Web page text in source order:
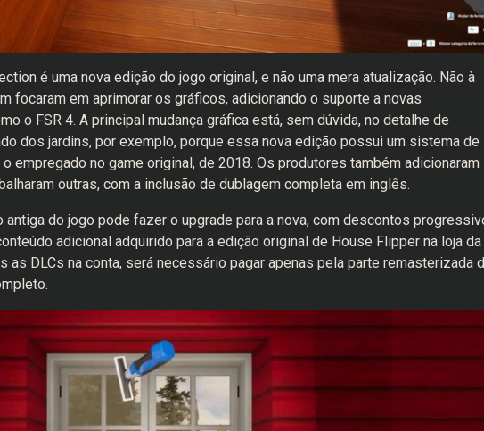
é uma nova edição do jogo original, e não uma mera atualização. Não à
focaram em aprimorar os gráficos, adicionando o suporte a novas
o FSR 4. A principal mudança gráfica está, sem dúvida, no detalhe de
dos jardins, por exemplo, porque essa nova edição possui um sistema de
empregado no game original, de 2018. Os produtores também adicionaram
outras, com a inclusão de dublagem completa em inglês.
antiga do jogo pode fazer o upgrade para a nova, com descontos
adicional adquirido para a edição original de House Flipper na loja da
as DLCs na conta, será necessário pagar apenas pela parte remasterizada